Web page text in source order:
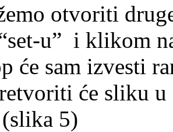
otvoriti
u” i klikom
će sam izvesti
će sliku
5)